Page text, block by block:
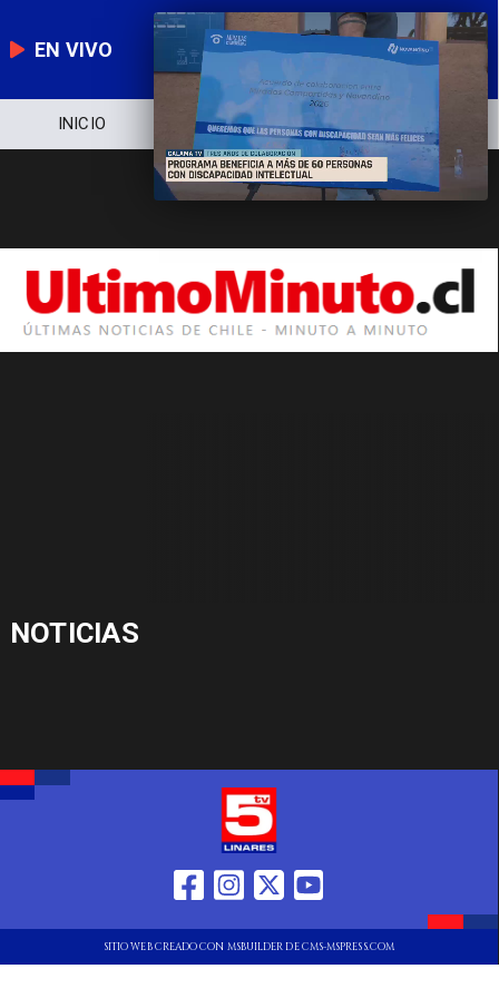
EN VIVO
INICIO NOTICIERO
NOTICIAS
SITIO WEB CREADO CON MSBUILDER DE CMS-MSPRESS.COM